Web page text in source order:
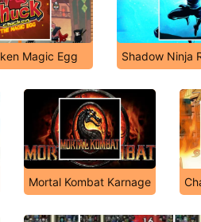
Magic Egg Shadow Ninja
Mortal Kombat Karnage